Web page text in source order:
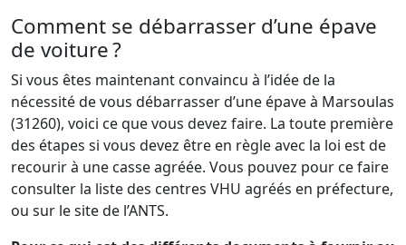
Comment se débarrasser d’une épave
de voiture ?
Si vous êtes maintenant convaincu à l’idée de la
nécessité de vous débarrasser d’une épave à Marsoulas
(31260), voici ce que vous devez faire. La toute première
des étapes si vous devez être en règle avec la loi est de
recourir à une casse agréée. Vous pouvez pour ce faire
consulter la liste des centres VHU agréés en préfecture,
ou sur le site de l’ANTS.